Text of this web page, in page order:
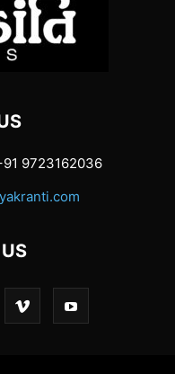
9723162036